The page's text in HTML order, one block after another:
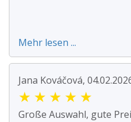
Mehr lesen ...
Jana Kováčová,
★ ★ ★ ★ ★
Große Auswahl, gute